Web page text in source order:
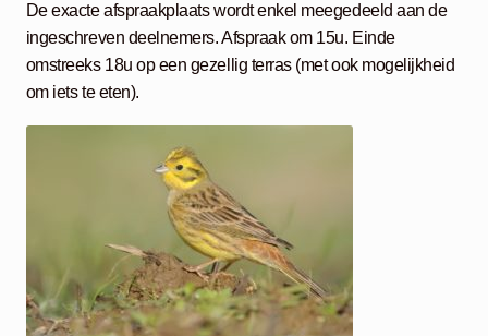
De exacte afspraakplaats wordt enkel meegedeeld aan de
ingeschreven deelnemers. Afspraak om 15u. Einde
omstreeks 18u op een gezellig terras (met ook mogelijkheid
om iets te eten).